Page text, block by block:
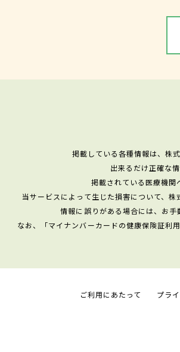
掲載している各種情報は、株
出来るだけ正確な
掲載されている医療機関
当サービスによって生じた損害について、
情報に誤りがある場合には、お手
なお、「マイナンバーカードの健康保険証利
ご利用にあたって プラ